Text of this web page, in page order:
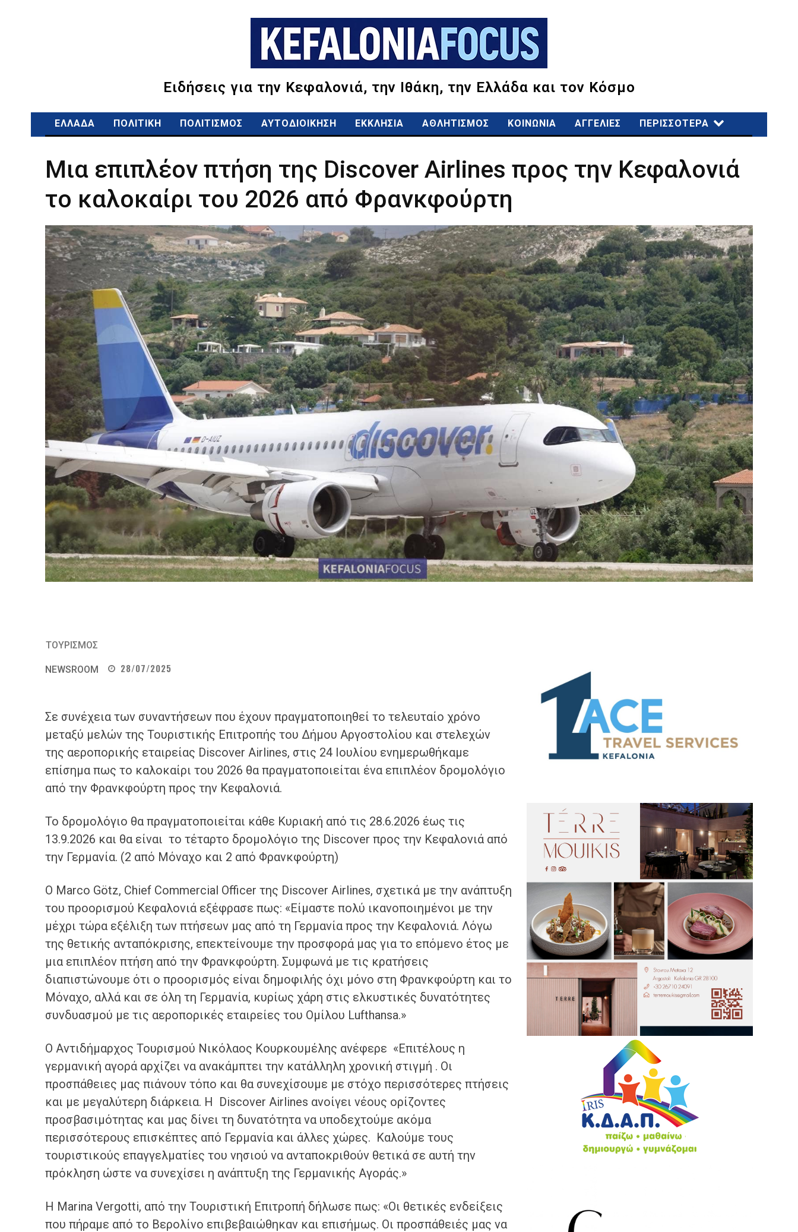
Ειδήσεις για την Κεφαλονιά, την Ιθάκη, την Ελλάδα και τον Κόσμο
ΕΛΛΑΔΑ ΠΟΛΙΤΙΚΗ ΠΟΛΙΤΙΣΜΟΣ ΑΥΤΟΔΙΟΙΚΗΣΗ ΕΚΚΛΗΣΙΑ ΑΘΛΗΤΙΣΜΟΣ ΚΟΙΝΩΝΙΑ ΑΓΓΕΛΙΕΣ ΠΕΡΙΣΣΟΤΕΡΑ
Mια επιπλέον πτήση της Discover Airlines προς την Κεφαλονιά
το καλοκαίρι του 2026 από Φρανκφούρτη
ΤΟΥΡΙΣΜΟΣ
NEWSROOM 28/07/2025
Σε συνέχεια των συναντήσεων που έχουν πραγματοποιηθεί το τελευταίο χρόνο
μεταξύ μελών της Τουριστικής Επιτροπής του Δήμου Αργοστολίου και στελεχών
της αεροπορικής εταιρείας Discover Airlines, στις 24 Ιουλίου ενημερωθήκαμε
επίσημα πως το καλοκαίρι του 2026 θα πραγματοποιείται ένα επιπλέον δρομολόγιο
από την Φρανκφούρτη προς την Κεφαλονιά.
Το δρομολόγιο θα πραγματοποιείται κάθε Κυριακή από τις 28.6.2026 έως τις
13.9.2026 και θα είναι το τέταρτο δρομολόγιο της Discover προς την Κεφαλονιά από
την Γερμανία. (2 από Μόναχο και 2 από Φρανκφούρτη)
Ο Marco Götz, Chief Commercial Officer της Discover Airlines, σχετικά με την ανάπτυξη
του προορισμού Κεφαλονιά εξέφρασε πως: «Είμαστε πολύ ικανοποιημένοι με την
μέχρι τώρα εξέλιξη των πτήσεων μας από τη Γερμανία προς την Κεφαλονιά. Λόγω
της θετικής ανταπόκρισης, επεκτείνουμε την προσφορά μας για το επόμενο έτος με
μια επιπλέον πτήση από την Φρανκφούρτη. Συμφωνά με τις κρατήσεις
διαπιστώνουμε ότι ο προορισμός είναι δημοφιλής όχι μόνο στη Φρανκφούρτη και το
Μόναχο, αλλά και σε όλη τη Γερμανία, κυρίως χάρη στις ελκυστικές δυνατότητες
συνδυασμού με τις αεροπορικές εταιρείες του Ομίλου Lufthansa.»
Ο Αντιδήμαρχος Τουρισμού Νικόλαος Κουρκουμέλης ανέφερε «Επιτέλους η
γερμανική αγορά αρχίζει να ανακάμπτει την κατάλληλη χρονική στιγμή . Οι
προσπάθειες μας πιάνουν τόπο και θα συνεχίσουμε με στόχο περισσότερες πτήσεις
και με μεγαλύτερη διάρκεια. Η Discover Airlines ανοίγει νέους ορίζοντες
προσβασιμότητας και μας δίνει τη δυνατότητα να υποδεχτούμε ακόμα
περισσότερους επισκέπτες από Γερμανία και άλλες χώρες. Καλούμε τους
τουριστικούς επαγγελματίες του νησιού να ανταποκριθούν θετικά σε αυτή την
πρόκληση ώστε να συνεχίσει η ανάπτυξη της Γερμανικής Αγοράς.»
Η Marina Vergotti, από την Τουριστική Επιτροπή δήλωσε πως: «Οι θετικές ενδείξεις
που πήραμε από το Βερολίνο επιβεβαιώθηκαν και επισήμως. Οι προσπάθειές μας να